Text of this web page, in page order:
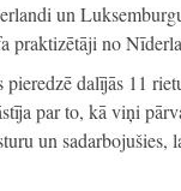
un
praktizētāji no
pieredzē dalījās 11
par to, kā viņi
un sadarbojušies,